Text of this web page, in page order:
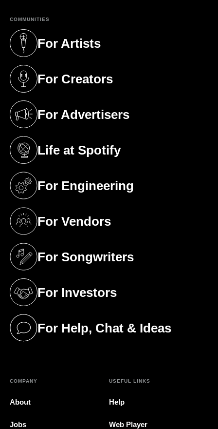
COMMUNITIES
For Artists
(opens in a new tab)
For Creators
(opens in a new tab)
For Advertisers
(opens in a new tab)
Life at Spotify
(opens in a new tab)
For Engineering
(opens in a new tab)
For Vendors
(opens in a new tab)
For Songwriters
(opens in a new tab)
For Investors
(opens in a new tab)
For Help, Chat & Ideas
(opens in a new tab)
COMPANY
About
Jobs
USEFUL LINKS
Help
Web Player